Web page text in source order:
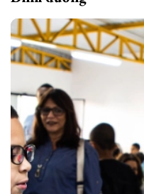
quy định.